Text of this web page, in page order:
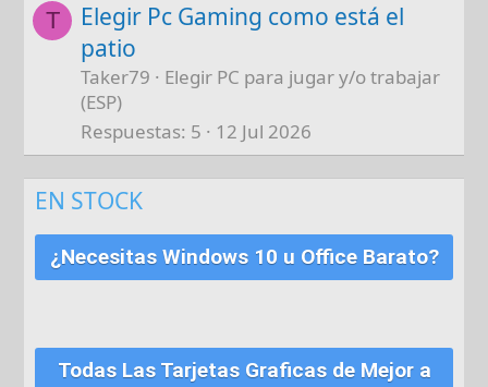
T
Elegir Pc Gaming como está el
patio
Taker79
Elegir PC para jugar y/o trabajar
(ESP)
Respuestas 5 12 Jul 2026
EN STOCK
¿Necesitas Windows 10 u Office Barato?
Todas Las Tarjetas Graficas de Mejor a